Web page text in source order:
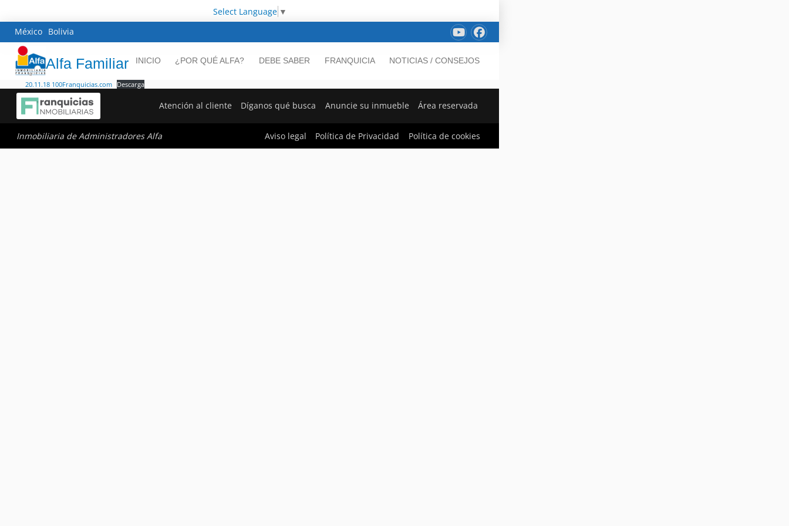
Select Language ▼
México Bolivia
Alfa Familiar INICIO ¿POR QUÉ ALFA? DEBE SABER FRANQUICIA NOTICIAS / CONSEJOS
20.11.18 100Franquicias.com Descarga
Atención al cliente Díganos qué busca Anuncie su inmueble Área reservada
Inmobiliaria de Administradores Alfa Aviso legal Política de Privacidad Política de cookies